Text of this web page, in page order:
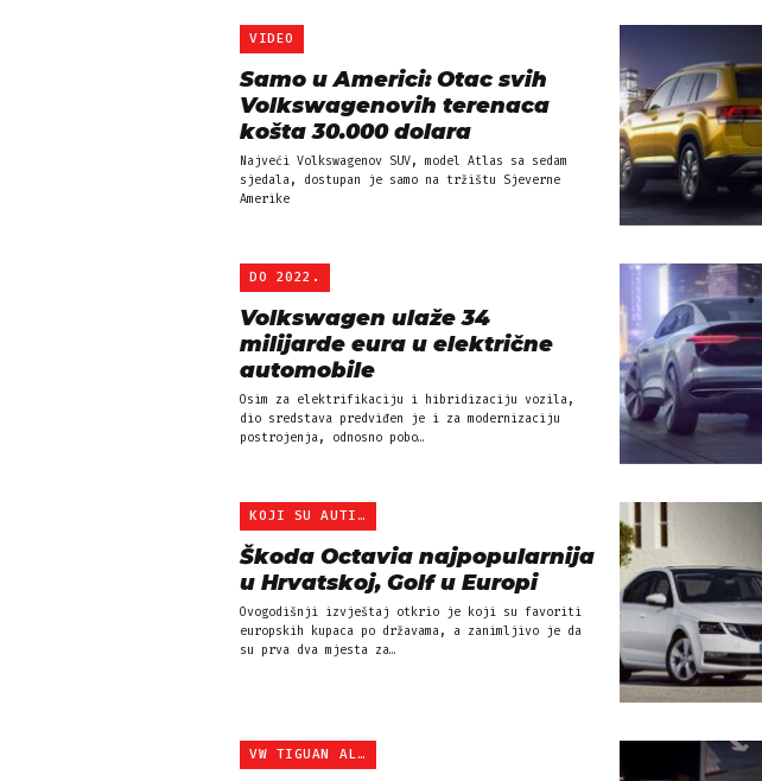
VIDEO
Samo u Americi: Otac svih
Volkswagenovih terenaca
košta 30.000 dolara
Najveći Volkswagenov SUV, model Atlas sa sedam
sjedala, dostupan je samo na tržištu Sjeverne
Amerike
DO 2022.
Volkswagen ulaže 34
milijarde eura u električne
automobile
Osim za elektrifikaciju i hibridizaciju vozila,
dio sredstava predviđen je i za modernizaciju
postrojenja, odnosno pobo…
KOJI SU AUTI NAJPRODAVAN…
Škoda Octavia najpopularnija
u Hrvatskoj, Golf u Europi
Ovogodišnji izvještaj otkrio je koji su favoriti
europskih kupaca po državama, a zanimljivo je da
su prva dva mjesta za…
VW TIGUAN ALLSPACE